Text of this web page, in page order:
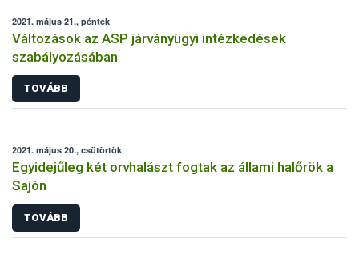
2021. május 21., péntek
Változások az ASP járványügyi intézkedések
szabályozásában
TOVÁBB
2021. május 20., csütörtök
Egyidejűleg két orvhalászt fogtak az állami halőrök a
Sajón
TOVÁBB